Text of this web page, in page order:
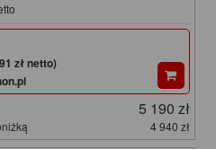
zł netto)
5 190 zł
4 940 zł